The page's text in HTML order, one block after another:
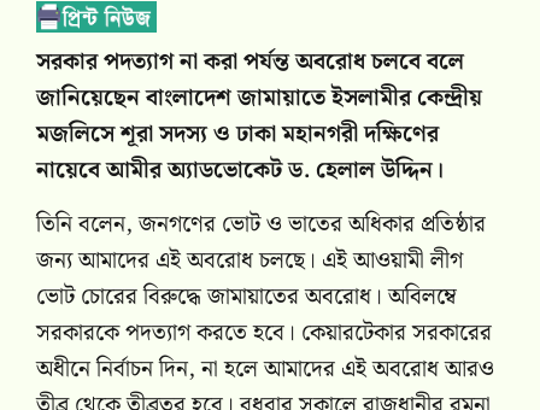
সরকার পদত্যাগ না করা পর্যন্ত অবরোধ চলবে বলে
জানিয়েছেন বাংলাদেশ জামায়াতে ইসলামীর কেন্দ্রীয়
মজলিসে শূরা সদস্য ও ঢাকা মহানগরী দক্ষিণের
নায়েবে আমীর অ্যাডভোকেট ড. হেলাল উদ্দিন।
তিনি বলেন, জনগণের ভোট ও ভাতের অধিকার প্রতিষ্ঠার
জন্য আমাদের এই অবরোধ চলছে। এই আওয়ামী লীগ
ভোট চোরের বিরুদ্ধে জামায়াতের অবরোধ। অবিলম্বে
সরকারকে পদত্যাগ করতে হবে। কেয়ারটেকার সরকারের
অধীনে নির্বাচন দিন, না হলে আমাদের এই অবরোধ আরও